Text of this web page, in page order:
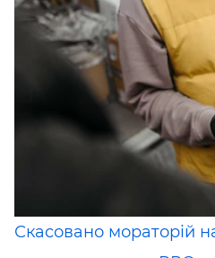
Скасовано мораторій